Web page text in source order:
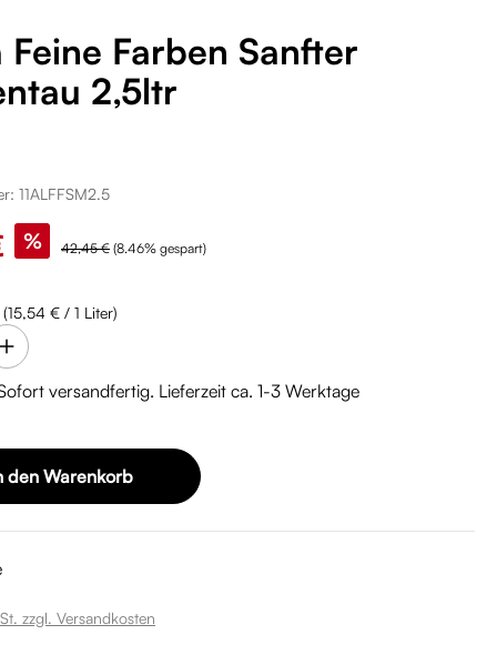
Farben Sanfter
2,5ltr
11ALFFSM2.5
% Regulärer Preis:
42,45 € (8.46% gespart)
(15,54 € / 1 Liter)
versandfertig. Lieferzeit ca. 1-3 Werktage
den Warenkorb
zzgl. Versandkosten